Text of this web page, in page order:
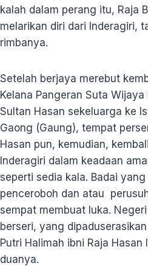
kalah dalam perang itu, Raja
melarikan diri dari Inderagiri,
rimbanya.
Setelah berjaya merebut
Kelana Pangeran Suta
Sultan Hasan sekeluarga ke
Gaong (Gaung), tempat
Hasan pun, kemudian,
Inderagiri dalam keadaan
seperti sedia kala. Badai
penceroboh dan atau
sempat membuat luka.
berseri, yang
Putri Halimah ibni Raja
duanya.